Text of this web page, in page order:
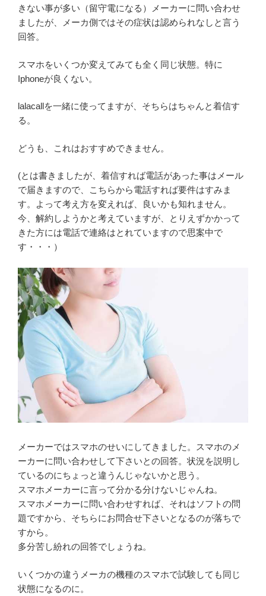
きない事が多い（留守電になる）メーカーに問い合わせ
ましたが、メーカ側ではその症状は認められなしと言う
回答。
スマホをいくつか変えてみても全く同じ状態。特に
Iphoneが良くない。
lalacallを一緒に使ってますが、そちらはちゃんと着信す
る。
どうも、これはおすすめできません。
(とは書きましたが、着信すれば電話があった事はメール
で届きますので、こちらから電話すれば要件はすみま
す。よって考え方を変えれば、良いかも知れません。
今、解約しようかと考えていますが、とりえずかかって
きた方には電話で連絡はとれていますので思案中で
す・・・）
メーカーではスマホのせいにしてきました。スマホのメ
ーカーに問い合わせして下さいとの回答。状況を説明し
ているのにちょっと違うんじゃないかと思う。
スマホメーカーに言って分かる分けないじゃんね。
スマホメーカーに問い合わせすれば、それはソフトの問
題ですから、そちらにお問合せ下さいとなるのが落ちで
すから。
多分苦し紛れの回答でしょうね。
いくつかの違うメーカの機種のスマホで試験しても同じ
状態になるのに。